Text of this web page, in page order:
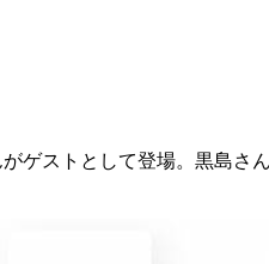
ゲストとして登場。黒島